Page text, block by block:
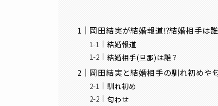
岡田結実が結婚報道⁉結婚相手は
結婚報道
結婚相手(旦那)は誰？
岡田結実と結婚相手の馴れ初めや
馴れ初め
匂わせ